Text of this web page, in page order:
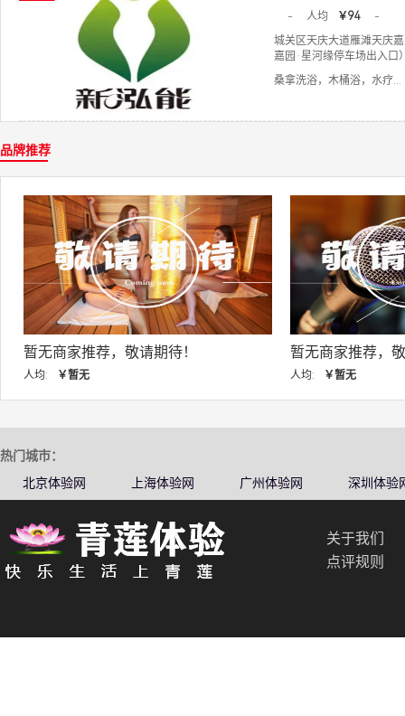
- 人均 ￥94
-
城关区天庆大道雁滩天庆
嘉园·星河缘停车场出入口
桑拿洗浴，木桶浴，水疗...
品牌推荐
暂无商家推荐，敬请期待！
人均: ￥暂无
暂无商家推荐，
人均: ￥暂无
热门城市：
北京体验网
上海体验网 广州体验网 深圳体验
关于我们
点评规则